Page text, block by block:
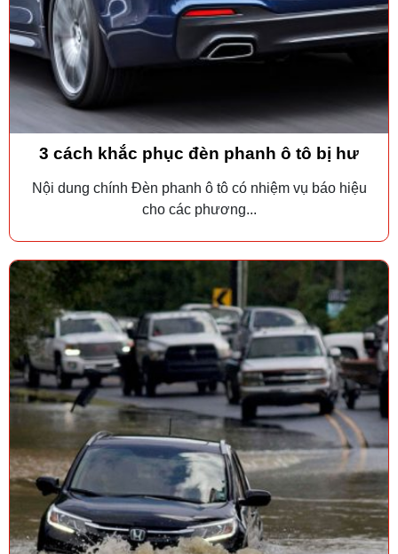
3 cách khắc phục đèn phanh ô tô bị hư
Nội dung chính Đèn phanh ô tô có nhiệm vụ báo hiệu
cho các phương...